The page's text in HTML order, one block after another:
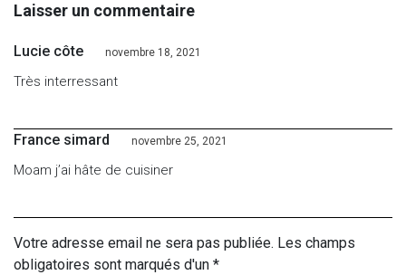
Laisser un commentaire
Lucie côte novembre 18, 2021
Très interressant
France simard novembre 25, 2021
Moam j’ai hâte de cuisiner
Votre adresse email ne sera pas publiée. Les champs
obligatoires sont marqués d'un *